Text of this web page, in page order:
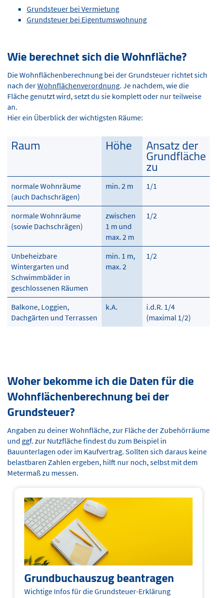
Grundsteuer bei Vermietung
Grundsteuer bei Eigentumswohnung
Wie berechnet sich die Wohnfläche?
Die Wohnflächenberechnung bei der Grundsteuer richtet sich
nach derWohnflächenverordnung. Je nachdem, wie die
Fläche genutzt wird, setzt du sie komplett oder nur teilweise
an.
Hier ein Überblick der wichtigsten Räume:
Raum Höhe Ansatz der
Grundfläche
zu
Raum Höhe Ansatz der
Grundfläche
zu
normale Wohnräume
(auch Dachschrägen)
min. 2 m 1/1
normale Wohnräume
(sowie Dachschrägen)
zwischen
1 m und
max. 2 m
1/2
Unbeheizbare
Wintergarten und
Schwimmbäder in
geschlossenen Räumen
min. 1 m,
max. 2
1/2
Balkone, Loggien,
Dachgärten und Terrassen
k.A.
i.d.R. 1/4
(maximal 1/2)
Woher bekomme ich die Daten für die
Wohnflächenberechnung bei der
Grundsteuer?
Angaben zu deiner Wohnfläche, zur Fläche der Zubehörräume
und ggf. zur Nutzfläche findest du zum Beispiel in
Bauunterlagen oder im Kaufvertrag. Sollten sich daraus keine
belastbaren Zahlen ergeben, hilft nur noch, selbst mit dem
Metermaß zu messen.
Grundbuchauszug beantragen
Wichtige Infos für die Grundsteuer-Erklärung